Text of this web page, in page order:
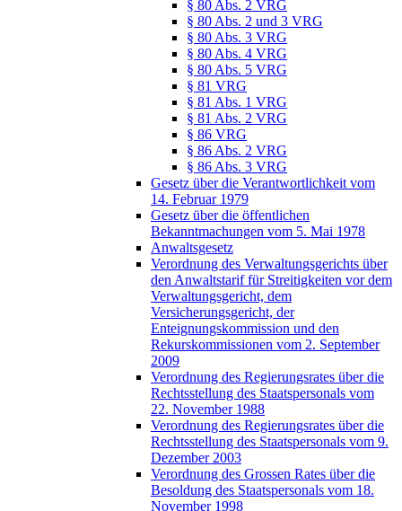
§ 80 Abs. 2 VRG
§ 80 Abs. 2 und 3 VRG
§ 80 Abs. 3 VRG
§ 80 Abs. 4 VRG
§ 80 Abs. 5 VRG
§ 81 VRG
§ 81 Abs. 1 VRG
§ 81 Abs. 2 VRG
§ 86 VRG
§ 86 Abs. 2 VRG
§ 86 Abs. 3 VRG
Gesetz über die Verantwortlichkeit vom
14. Februar 1979
Gesetz über die öffentlichen
Bekanntmachungen vom 5. Mai 1978
Anwaltsgesetz
Verordnung des Verwaltungsgerichts über
den Anwaltstarif für Streitigkeiten vor dem
Verwaltungsgericht, dem
Versicherungsgericht, der
Enteignungskommission und den
Rekurskommissionen vom 2. September
2009
Verordnung des Regierungsrates über die
Rechtsstellung des Staatspersonals vom
22. November 1988
Verordnung des Regierungsrates über die
Rechtsstellung des Staatspersonals vom 9.
Dezember 2003
Verordnung des Grossen Rates über die
Besoldung des Staatspersonals vom 18.
November 1998